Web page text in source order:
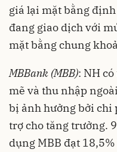
giá lại mặt bằng
đang giao dịch với
mặt bằng chung
MBBank (MBB): NH
mẽ và thu nhập
bị ảnh hưởng bởi chi
trợ cho tăng trưởng.
dụng MBB đạt